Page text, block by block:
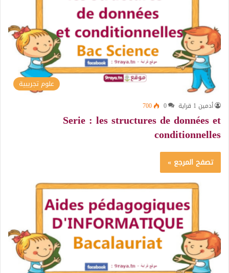
علوم تجريبية
أدمين 1 قراية 0
700
Serie : les structures de données et
conditionnelles
تصفح المرجع »